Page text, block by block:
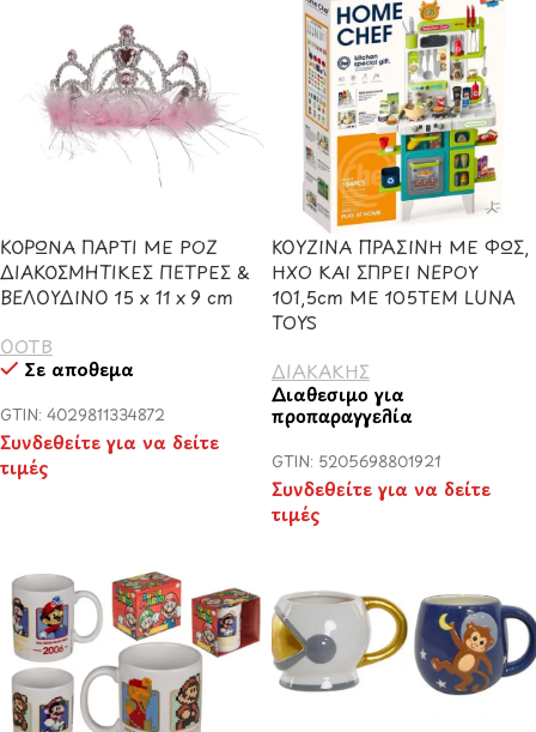
ΚΟΡΩΝΑ ΠΑΡΤΙ ΜΕ ΡΟΖ
ΔΙΑΚΟΣΜΗΤΙΚΕΣ ΠΕΤΡΕΣ &
ΒΕΛΟΥΔΙΝΟ 15 x 11 x 9 cm
OOTB
Σε απόθεμα
GTIN: 4029811334872
Συνδεθείτε για να δείτε
τιμές
ΚΟΥΖΙΝΑ ΠΡΑΣΙΝΗ ΜΕ ΦΩΣ,
ΗXΟ ΚΑΙ ΣΠΡΕΙ ΝΕΡΟΥ
101,5cm ΜΕ 105ΤΕΜ LUNA
TOYS
ΔΙΑΚΑΚΗΣ
Διαθέσιμο για
προπαραγγελία
GTIN: 5205698801921
Συνδεθείτε για να δείτε
τιμές